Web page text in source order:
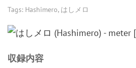
Tags: Hashimero, はしメロ
収録内容